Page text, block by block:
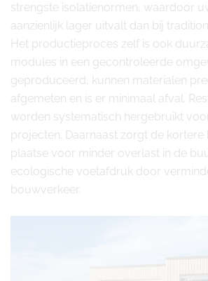
strengste isolatienormen, waardoor
aanzienlijk lager uitvalt dan bij
Het productieproces zelf is ook
modules in een gecontroleerde
geproduceerd, kunnen materialen
afgemeten en is er minimaal afval.
worden systematisch hergebruikt
projecten. Daarnaast zorgt de
plaatse voor minder overlast in de
ecologische voetafdruk door
bouwverkeer.